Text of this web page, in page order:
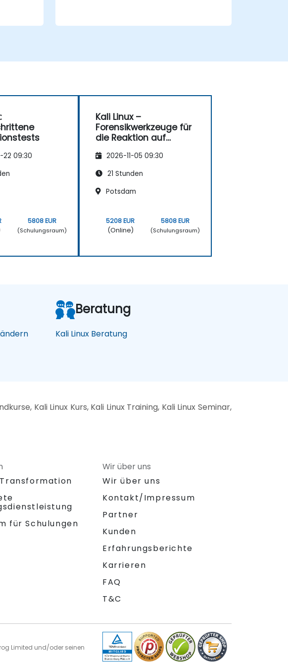
22 09:30
5808 EUR
(Schulungsraum)
Kali Linux –
Forensikwerkzeuge für
die Reaktion auf
2026-11-05 09:30
21 Stunden
Potsdam
5208 EUR
(Online)
5808 EUR
(Schulungsraum)
Beratung
Kali Linux Beratung
Kali Linux Kurs, Kali Linux Training, Kali Linux Seminar,
für Schulungen
Wir über uns
Wir über uns
Kontakt/Impressum
Partner
Kunden
Erfahrungsberichte
Karrieren
FAQ
T&C
Limited und/oder seinen